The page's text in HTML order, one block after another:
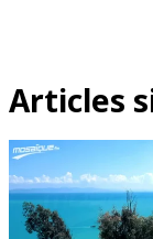
Articles